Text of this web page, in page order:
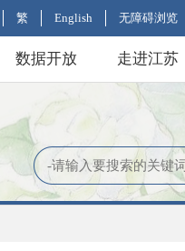
繁 English 无障碍浏览
数据开放 走进江苏